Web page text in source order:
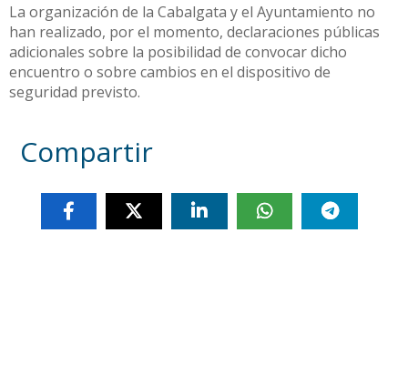
La organización de la Cabalgata y el Ayuntamiento no
han realizado, por el momento, declaraciones públicas
adicionales sobre la posibilidad de convocar dicho
encuentro o sobre cambios en el dispositivo de
seguridad previsto.
Compartir